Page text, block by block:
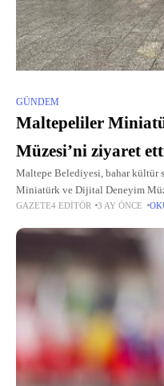
GÜNDEM
Maltepeliler
Müzesi’ni ziyaret
Maltepe Belediyesi, bahar kültür
Miniatürk ve Dijital Deneyim
tarihle hem de teknolojiyle
GAZETE4 EDITÖR 3 AY ÖNCE